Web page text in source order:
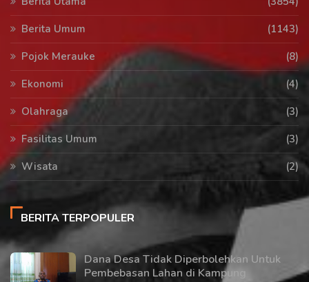
Berita Umum
(1143)
Pojok Merauke
(8)
Ekonomi
(4)
Olahraga
(3)
Fasilitas Umum
(3)
Wisata
(2)
BERITA TERPOPULER
Dana Desa Tidak Diperbolehkan Untuk
Pembebasan Lahan di Kampung